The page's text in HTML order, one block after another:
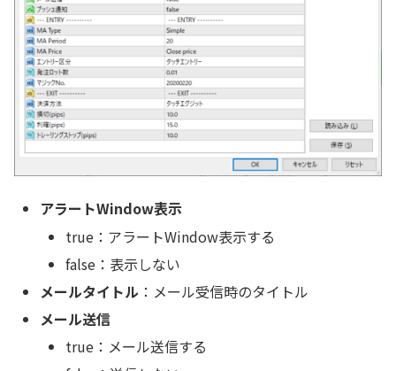
アラートWindow表示
true：アラートWindow表示する
false：表示しない
メールタイトル ：メール受信時のタイトル
メール送信
true：メール送信する